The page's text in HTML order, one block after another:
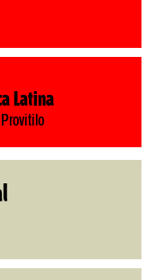
Latina
Provitilo